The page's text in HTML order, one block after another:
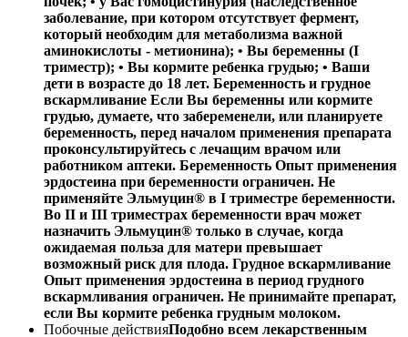
заболевание, при котором отсутствует фермент,
который необходим для метаболизма важной
аминокислоты - метионина); • Вы беременны (I
триместр); • Вы кормите ребенка грудью; • Ваши
дети в возрасте до 18 лет. Беременность и грудное
вскармливание Если Вы беременны или кормите
грудью, думаете, что забеременели, или планируете
беременность, перед началом применения препарата
проконсультируйтесь с лечащим врачом или
работником аптеки. Беременность Опыт применения
эрдостеина при беременности ограничен. Не
применяйте Эльмуцин® в I триместре беременности.
Во II и III триместрах беременности врач может
назначить Эльмуцин® только в случае, когда
ожидаемая польза для матери превышает
возможный риск для плода. Грудное вскармливание
Опыт применения эрдостеина в период грудного
вскармливания ограничен. Не принимайте препарат,
если Вы кормите ребенка грудным молоком.
Побочные действияПодобно всем лекарственным